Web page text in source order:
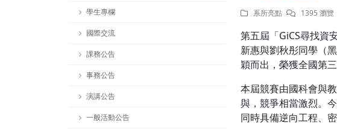
學生專欄
國際交流
課務公告
事務公告
演講公告
一般活動公告
系所亮點 1395 瀏覽
第五屆「GiCS尋找資
新惠與劉秋彤同學（
穎而出，榮獲全國第
本屆競賽由國科會與
與，競爭相當激烈。
同時具備逆向工程、